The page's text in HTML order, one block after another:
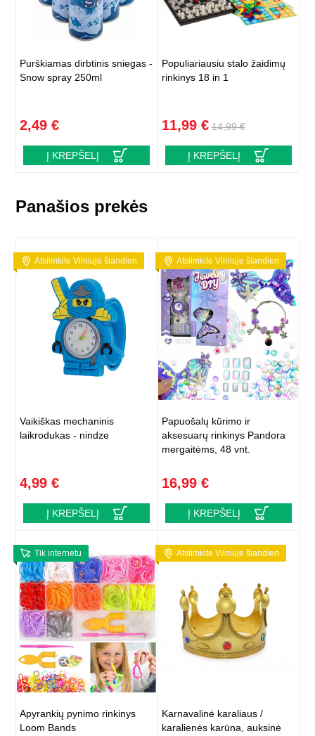
Purškiamas dirbtinis sniegas -
Snow spray 250ml
2,49 €
Į KREPŠELĮ
Populiariausiu stalo žaidimų
rinkinys 18 in 1
11,99 € 14,99 €
Į KREPŠELĮ
Panašios prekės
Atsiimkite Vilniuje šiandien
Vaikiškas mechaninis
laikrodukas - nindze
4,99 €
Į KREPŠELĮ
Atsiimkite Vilniuje šiandien
Papuošalų kūrimo ir
aksesuarų rinkinys Pandora
mergaitėms, 48 vnt.
16,99 €
Į KREPŠELĮ
Tik internetu
Apyrankių pynimo rinkinys
Loom Bands
Atsiimkite Vilniuje šiandien
Karnavalinė karaliaus /
karalienės karūna, auksinė